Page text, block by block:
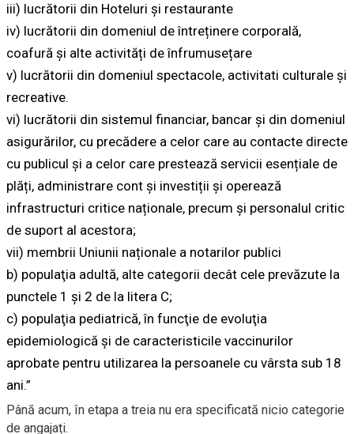
iii) lucrătorii din Hoteluri și restaurante
iv) lucrătorii din domeniul de întreținere corporală,
coafură și alte activități de înfrumusețare
v) lucrătorii din domeniul spectacole, activitati culturale și
recreative.
vi) lucrătorii din sistemul financiar, bancar și din domeniul
asigurărilor, cu precădere a celor care au contacte directe
cu publicul și a celor care prestează servicii esențiale de
plăți, administrare cont și investiții și operează
infrastructuri critice naționale, precum și personalul critic
de suport al acestora;
vii) membrii Uniunii naționale a notarilor publici
b) populaţia adultă, alte categorii decât cele prevăzute la
punctele 1 și 2 de la litera C;
c) populaţia pediatrică, în funcţie de evoluţia
epidemiologică şi de caracteristicile vaccinurilor
aprobate pentru utilizarea la persoanele cu vârsta sub 18
ani.”
Până acum, în etapa a treia nu era specificată nicio categorie
de angajați.